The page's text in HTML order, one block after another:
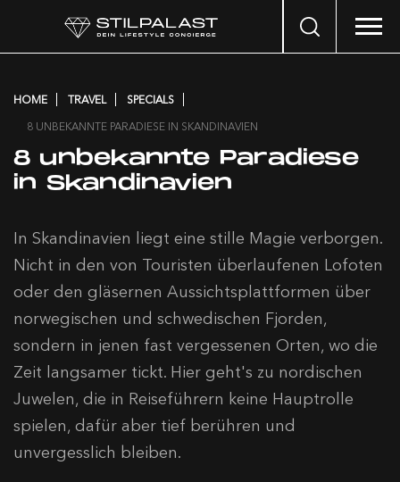
Search
HOME TRAVEL
SPECIALS
8 UNBEKANNTE PARADIESE IN SKANDINAVIEN
8 unbekannte Paradiese
in Skandinavien
In Skandinavien liegt eine stille Magie verborgen.
Nicht in den von Touristen überlaufenen Lofoten
oder den gläsernen Aussichtsplattformen über
norwegischen und schwedischen Fjorden,
sondern in jenen fast vergessenen Orten, wo die
Zeit langsamer tickt. Hier geht's zu nordischen
Juwelen, die in Reiseführern keine Hauptrolle
spielen, dafür aber tief berühren und
unvergesslich bleiben.